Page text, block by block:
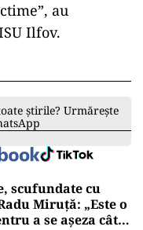
au
Ilfov.
știrile? Urmărește
scufundate cu
Miruță: „Este o
a se așeza cât